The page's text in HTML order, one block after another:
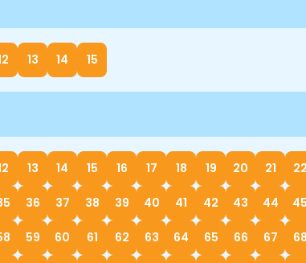
13 14 15
13 14 15 16 17 18 19 20 21 22
36 37 38 39 40 41 42 43 44 45
59 60 61 62 63 64 65 66 67 68